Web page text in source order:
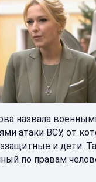
назвала
атаки ВСУ, от
и дети.
по правам